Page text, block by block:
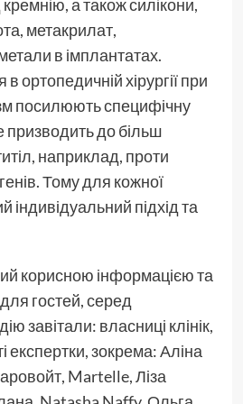
а також силікони,
метакрилат,
в імплантатах.
ортопедичній хірургії при
посилюють специфічну
призводить до більш
наприклад, проти
Тому для кожної
індивідуальний підхід та
корисною інформацією та
гостей, серед
завітали: власниці клінік,
експертки, зокрема: Аліна
Martelle, Ліза